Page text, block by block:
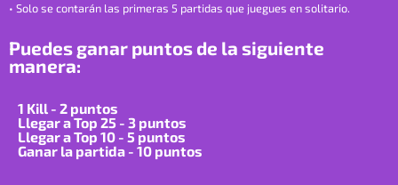
• Solo se contarán las primeras 5 partidas que juegues en solitario.
Puedes ganar puntos de la siguiente
manera:
1 Kill - 2 puntos
Llegar a Top 25 - 3 puntos
Llegar a Top 10 - 5 puntos
Ganar la partida - 10 puntos